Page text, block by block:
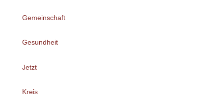
Gemeinschaft
Gesundheit
Jetzt
Kreis